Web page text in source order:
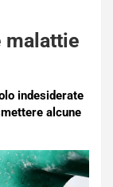
malattie
indesiderate
alcune